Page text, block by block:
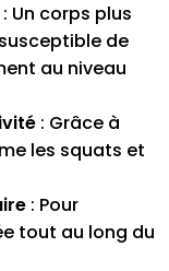
: Un corps plus
de
au niveau
: Grâce à
les squats et
: Pour
tout au long du